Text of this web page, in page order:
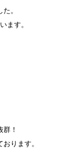
。
ます。
！
ります。